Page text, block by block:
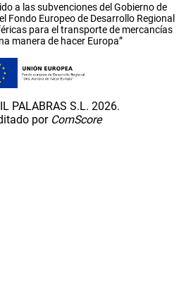
a las subvenciones del Gobierno de
Fondo Europeo de Desarrollo Regional
para el transporte de mercancías
manera de hacer Europa”
PALABRAS S.L. 2026.
por ComScore